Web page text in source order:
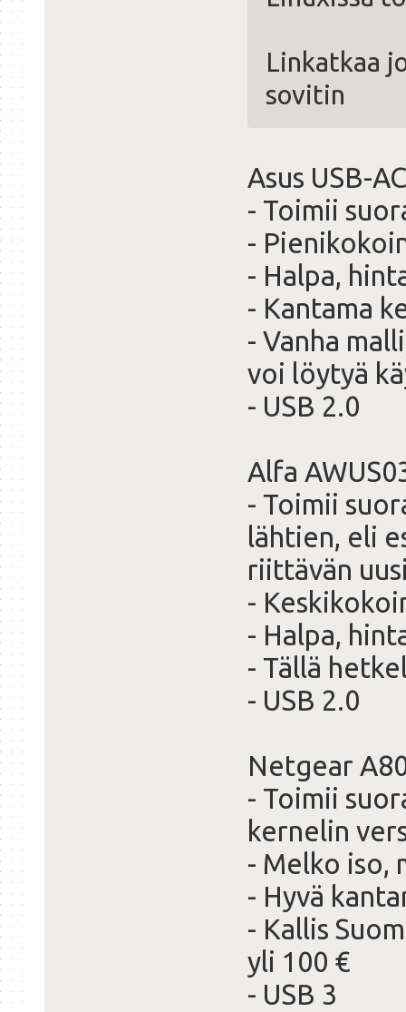
Linkatkaa
sovitin
Asus USB-
- Toimii
-
- Halpa,
- Kantama
- Vanha
voi löytyä
- USB 2.0
Alfa
- Toimii
lähtien, eli
riittävän
-
- Halpa,
- Tällä
- USB 2.0
Netgear
- Toimii
kernelin
- Melko iso,
- Hyvä
- Kallis
yli 100 €
- USB 3